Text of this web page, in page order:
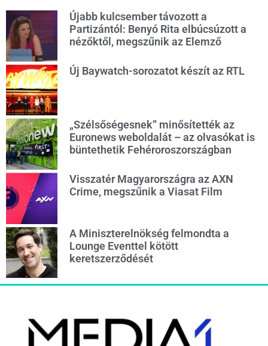
Újabb kulcsember távozott a
Partizántól: Benyó Rita elbúcsúzott a
nézőktől, megszűnik az Elemző
Új Baywatch-sorozatot készít az RTL
„Szélsőségesnek” minősítették az
Euronews weboldalát – az olvasókat is
büntethetik Fehéroroszországban
Visszatér Magyarországra az AXN
Crime, megszűnik a Viasat Film
A Miniszterelnökség felmondta a
Lounge Eventtel kötött
keretszerződését